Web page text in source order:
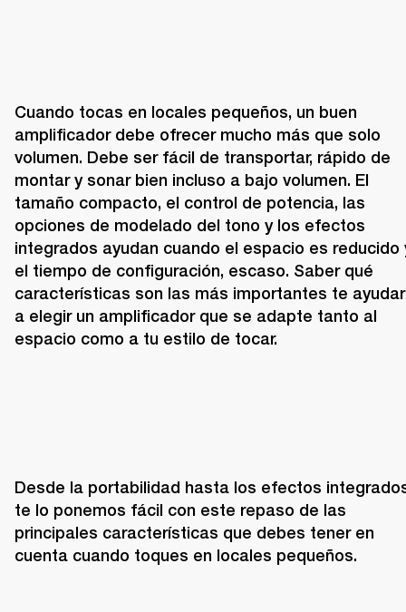
Cuando tocas en locales pequeños, un buen
amplificador debe ofrecer mucho más que solo
volumen. Debe ser fácil de transportar, rápido de
montar y sonar bien incluso a bajo volumen. El
tamaño compacto, el control de potencia, las
opciones de modelado del tono y los efectos
integrados ayudan cuando el espacio es reducido
el tiempo de configuración, escaso. Saber qué
características son las más importantes te
a elegir un amplificador que se adapte tanto al
espacio como a tu estilo de tocar.
Desde la portabilidad hasta los efectos
te lo ponemos fácil con este repaso de las
principales características que debes tener en
cuenta cuando toques en locales pequeños.